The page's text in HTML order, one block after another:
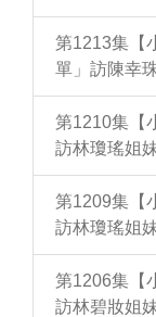
第1213集【
單」訪陳幸
第1210集【
訪林瓊瑤姐
第1209集【
訪林瓊瑤姐
第1206集【
訪林碧妝姐